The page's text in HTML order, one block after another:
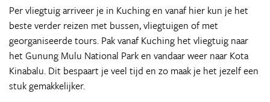
Per vliegtuig arriveer je in Kuching en vanaf hier kun je het
beste verder reizen met bussen, vliegtuigen of met
georganiseerde tours. Pak vanaf Kuching het vliegtuig naar
het Gunung Mulu National Park en vandaar weer naar Kota
Kinabalu. Dit bespaart je veel tijd en zo maak je het jezelf een
stuk gemakkelijker.